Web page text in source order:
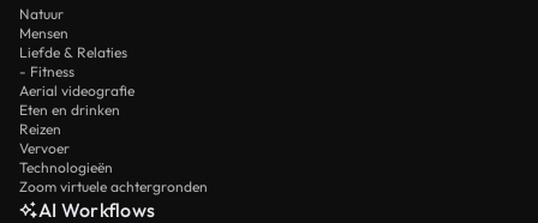
Natuur
Mensen
Liefde & Relaties
- Fitness
Aerial videografie
Eten en drinken
Reizen
Vervoer
Technologieën
Zoom virtuele achtergronden
AI Workflows